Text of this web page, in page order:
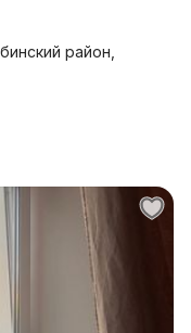
район,